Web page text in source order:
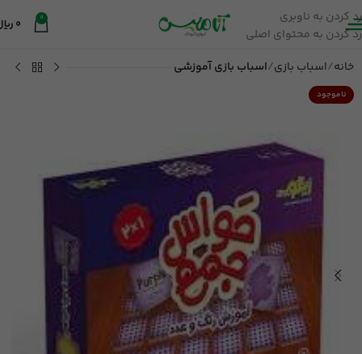
رد کردن به ناوبری
رد کردن به محتوای اصلی
0
0
خانه اسباب بازی اسباب بازی آموزشی
ناموجود